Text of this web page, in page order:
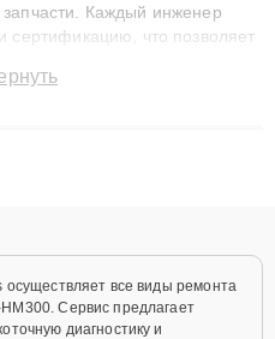
Каждый инженер
сертификацию, что позволяет
до 3 лет. Наши мастера
все виды ремонта
Сервис предлагает
диагностику и